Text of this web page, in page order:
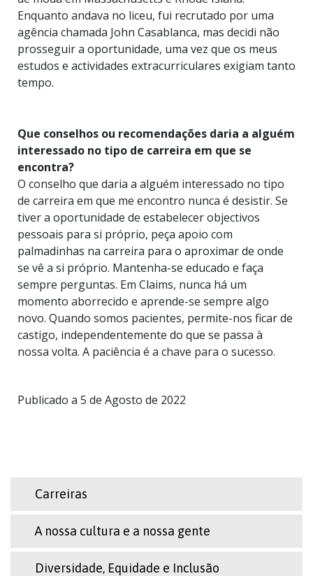
Enquanto andava no liceu, fui recrutado por uma
agência chamada John Casablanca, mas decidi não
prosseguir a oportunidade, uma vez que os meus
estudos e actividades extracurriculares exigiam tanto
tempo.
Que conselhos ou recomendações daria a alguém
interessado no tipo de carreira em que se
encontra?
O conselho que daria a alguém interessado no tipo
de carreira em que me encontro nunca é desistir. Se
tiver a oportunidade de estabelecer objectivos
pessoais para si próprio, peça apoio com
palmadinhas na carreira para o aproximar de onde
se vê a si próprio. Mantenha-se educado e faça
sempre perguntas. Em Claims, nunca há um
momento aborrecido e aprende-se sempre algo
novo. Quando somos pacientes, permite-nos ficar de
castigo, independentemente do que se passa à
nossa volta. A paciência é a chave para o sucesso.
Publicado a 5 de Agosto de 2022
Carreiras
A nossa cultura e a nossa gente
Diversidade, Equidade e Inclusão